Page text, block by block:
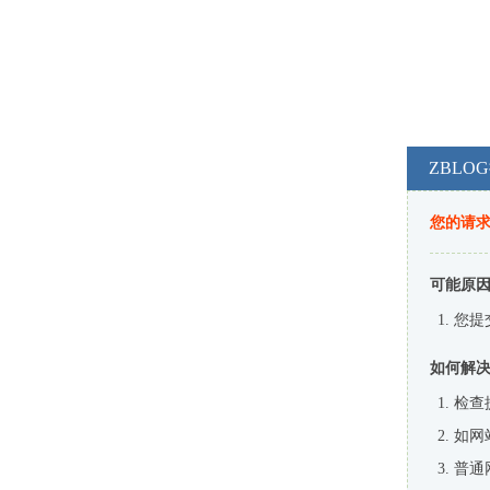
您的请
可能原
您提
如何解
检查
如网
普通